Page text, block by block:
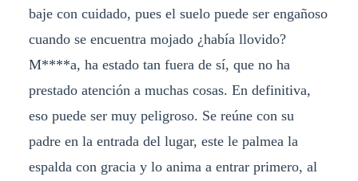
baje con cuidado, pues el suelo puede ser engañoso
cuando se encuentra mojado ¿había llovido?
M****a, ha estado tan fuera de sí, que no ha
prestado atención a muchas cosas. En definitiva,
eso puede ser muy peligroso. Se reúne con su
padre en la entrada del lugar, este le palmea la
espalda con gracia y lo anima a entrar primero, al